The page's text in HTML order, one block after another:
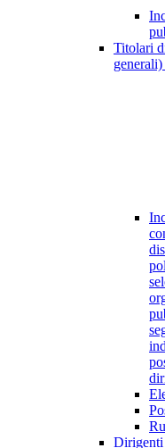
Titolari
generali)
Dirigenti